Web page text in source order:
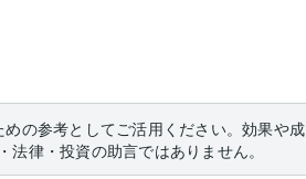
の参考としてご活用ください。効果や成
律・投資の助言ではありません。